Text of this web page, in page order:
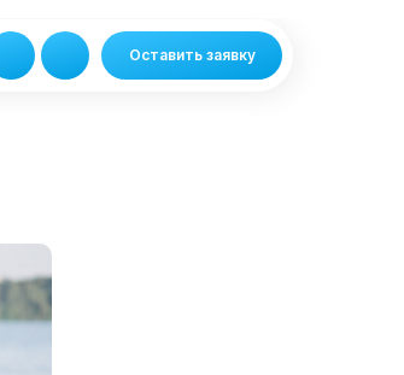
Оставить заявку